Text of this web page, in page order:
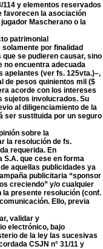
y elementos reservados
favorecen la asociación
Mascherano o la
patrimonial
por finalidad
se pudieren causar, sino
no encuentra adecuada
apelantes (ver fs. 125vta.)–,
de pesos quinientos mil ($
acorde con los intereses
sujetos involucrados. Su
al diligenciamiento de la
ser sustituida por un seguro
sobre la
la resolución de fs.
requerida. En
S.A. que cese en forma
aquellas publicidades ya
publicitaria “sponsor
creciendo” y/o cualquier
presente resolución (conf.
Ello, previa
validar y
electrónico, bajo
de la ley las sucesivas
CSJN n° 31/11 y